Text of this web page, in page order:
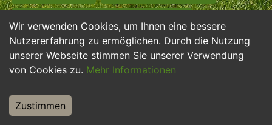
Wir verwenden Cookies, um Ihnen eine bessere
Nutzererfahrung zu ermöglichen. Durch die Nutzung
unserer Webseite stimmen Sie unserer Verwendung
von Cookies zu. Mehr Informationen
Zustimmen
Hilfskräfte, Aushilfs- und Nebenjobs
Einkauf, Logistik, Materialwirtschaft
Weiterbildung, Studium, duale Ausbildung
Tourismus